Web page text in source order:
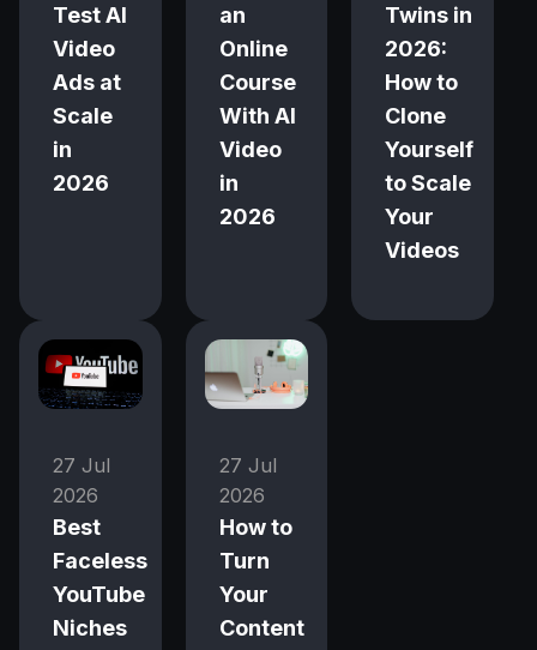
Test AI
Video
Ads at
Scale
in
2026
an
Online
Course
With AI
Video
in
2026
Twins in
2026:
How to
Clone
Yourself
to Scale
Your
Videos
27 Jul
2026
Best
Faceless
YouTube
Niches
27 Jul
2026
How to
Turn
Your
Content